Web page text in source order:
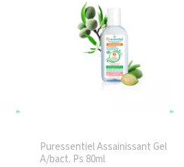
Puressentiel Assainissant Gel
A/bact. Ps 80ml